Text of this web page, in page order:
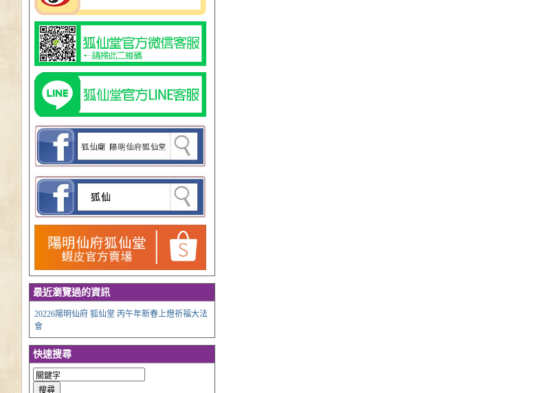
最近瀏覽過的資訊
20226陽明仙府 狐仙堂 丙午年新春上燈祈福大法
會
快速搜尋